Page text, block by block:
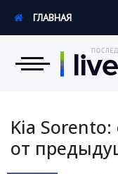
Новости
Экономика
ГЛАВНАЯ
Kia
от